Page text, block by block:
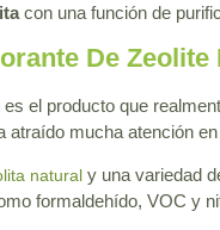
con una función de
De Zeolite
es el producto que
mucha atención
natural y una variedad
formaldehído, VOC y